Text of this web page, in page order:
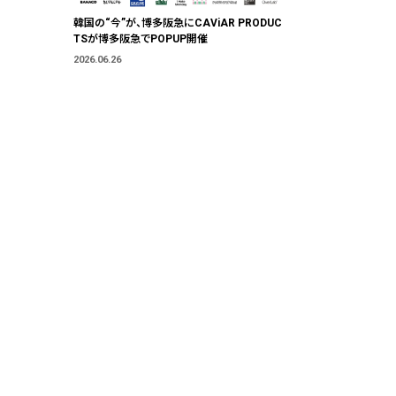
韓国の“今”が、博多阪急にCAViAR PRODUC
TSが博多阪急でPOPUP開催
2026.06.26